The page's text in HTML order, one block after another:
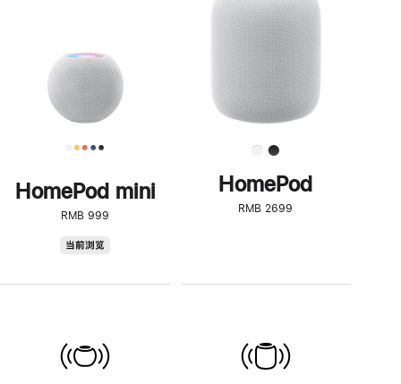
HomePod mini
RMB 999
当前浏览
了
解
HomePod<
HomePod
RMB 2699